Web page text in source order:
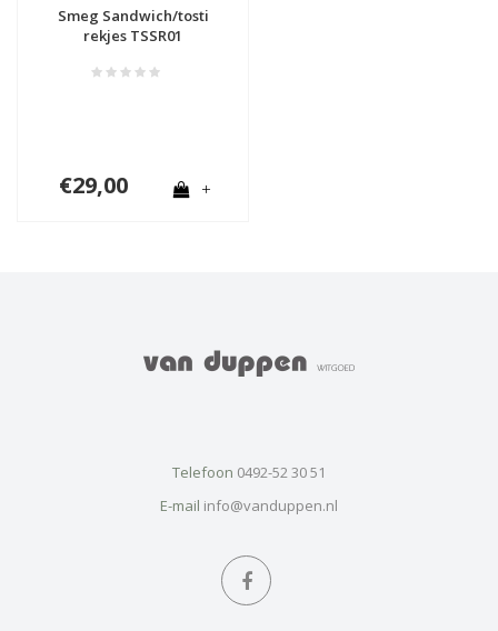
Smeg Sandwich/tosti
rekjes TSSR01
€29,00 +
Telefoon 0492-52 30 51
E-mail info@vanduppen.nl